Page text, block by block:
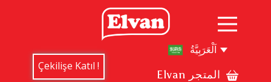
Elvan ​المتجر
Çekilişe Katıl !